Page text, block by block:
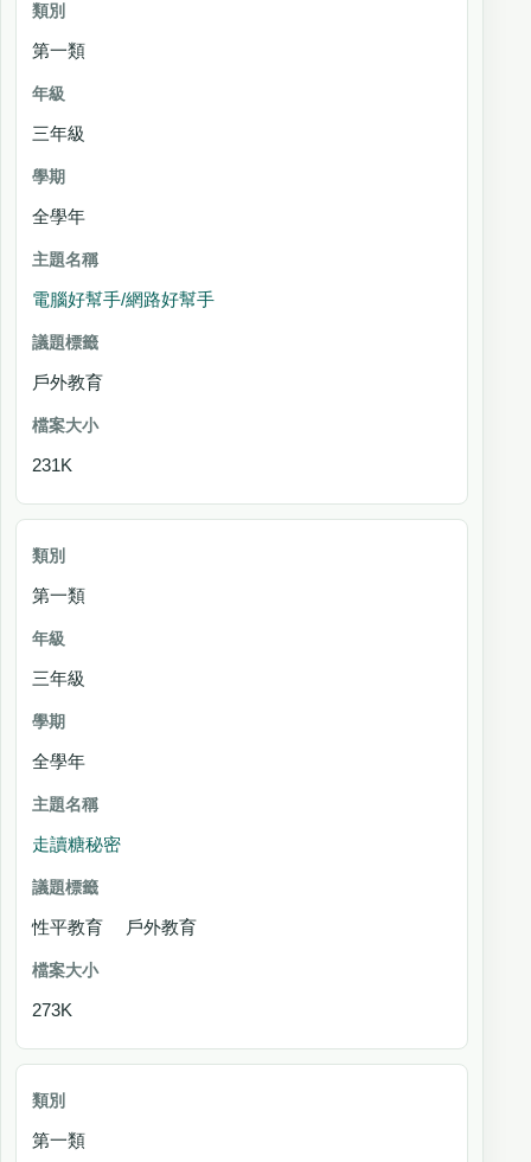
第一類
三年級
全學年
電腦好幫手/網路好幫手
戶外教育
231K
第一類
三年級
全學年
走讀糖秘密
性平教育 戶外教育
273K
第一類